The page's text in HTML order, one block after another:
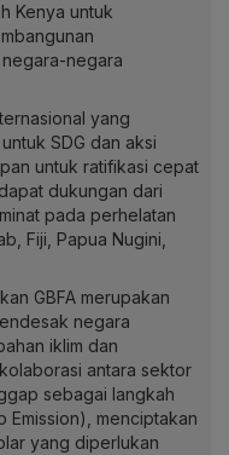
Kenya untuk
negara-negara
yang
SDG dan aksi
untuk ratifikasi cepat
dukungan dari
pada perhelatan
Fiji, Papua Nugini,
GBFA merupakan
negara
iklim dan
antara sektor
sebagai langkah
Emission), menciptakan
yang diperlukan